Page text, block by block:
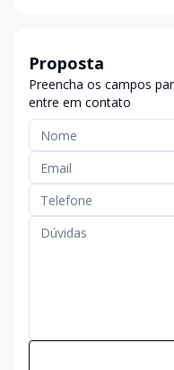
Proposta
Preencha os campos
entre em contato